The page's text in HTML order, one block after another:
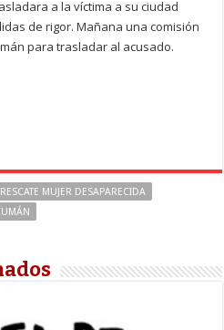
a la víctima a su ciudad
de rigor. Mañana una comisión
para trasladar al acusado.
RESCATE MUJER DESAPARECIDA